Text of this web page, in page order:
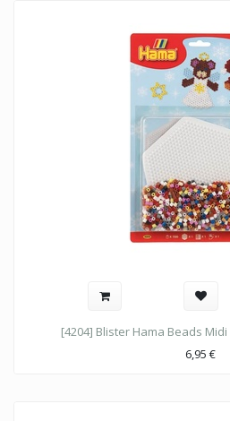
[4204] Blister Hama Beads
6,95 €